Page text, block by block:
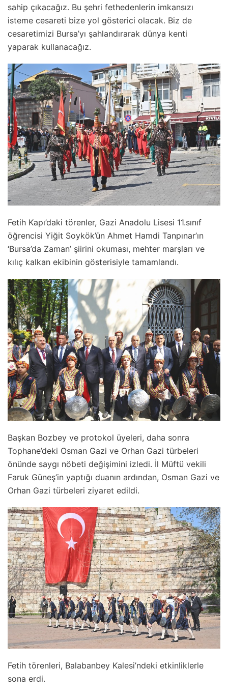
sahip çıkacağız. Bu şehri fethedenlerin imkansızı
isteme cesareti bize yol gösterici olacak. Biz de
cesaretimizi Bursa’yı şahlandırarak dünya kenti
yaparak kullanacağız.
Fetih Kapı’daki törenler, Gazi Anadolu Lisesi 11.sınıf
öğrencisi Yiğit Soykök’ün Ahmet Hamdi Tanpınar’ın
‘Bursa’da Zaman’ şiirini okuması, mehter marşları ve
kılıç kalkan ekibinin gösterisiyle tamamlandı.
Başkan Bozbey ve protokol üyeleri, daha sonra
Tophane’deki Osman Gazi ve Orhan Gazi türbeleri
önünde saygı nöbeti değişimini izledi. İl Müftü vekili
Faruk Güneş’in yaptığı duanın ardından, Osman Gazi ve
Orhan Gazi türbeleri ziyaret edildi.
Fetih törenleri, Balabanbey Kalesi’ndeki etkinliklerle
sona erdi.